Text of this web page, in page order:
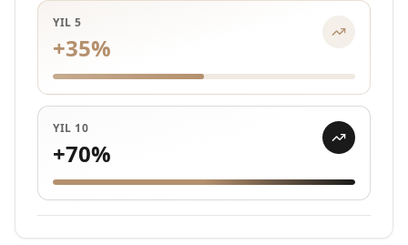
YIL 5
+35%
YIL 10
+70%